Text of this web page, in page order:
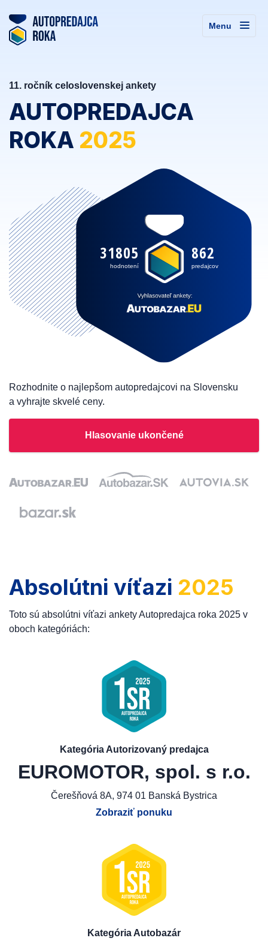
Menu
11. ročník celoslovenskej ankety
AUTOPREDAJCA
ROKA 2025
862
predajcov
31805
hodnotení
Rozhodnite o najlepšom autopredajcovi na Slovensku
a vyhrajte skvelé ceny.
Hlasovanie ukončené
Absolútni víťazi 2025
Toto sú absolútni víťazi ankety Autopredajca roka 2025 v
oboch kategóriách:
Kategória Autorizovaný predajca
EUROMOTOR, spol. s r.o.
Čerešňová 8A, 974 01 Banská Bystrica
Zobraziť ponuku
Kategória Autobazár